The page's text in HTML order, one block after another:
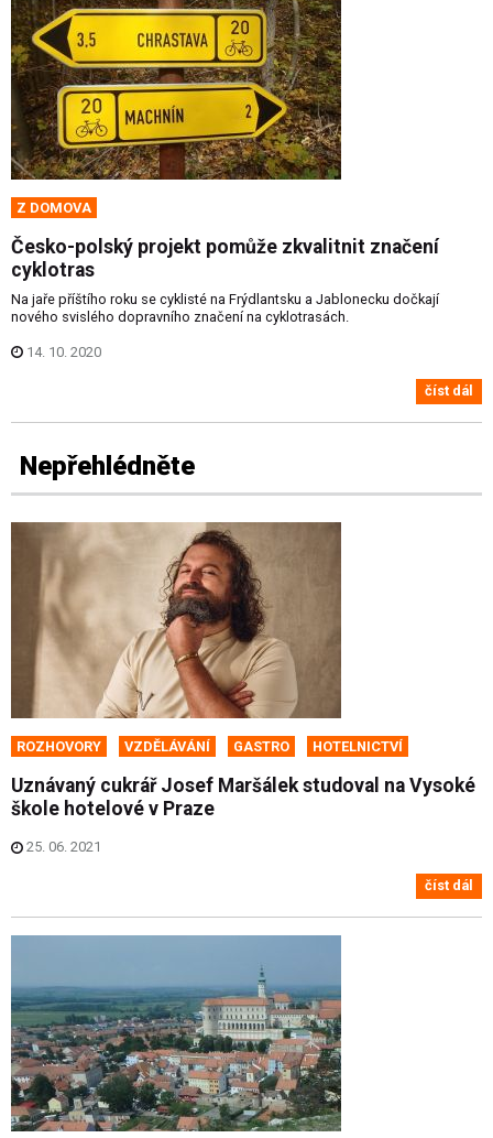
Z DOMOVA
Česko-polský projekt pomůže zkvalitnit značení
cyklotras
Na jaře příštího roku se cyklisté na Frýdlantsku a Jablonecku dočkají
nového svislého dopravního značení na cyklotrasách.
14. 10. 2020
číst dál
Nepřehlédněte
ROZHOVORY VZDĚLÁVÁNÍ GASTRO HOTELNICTVÍ
Uznávaný cukrář Josef Maršálek studoval na Vysoké
škole hotelové v Praze
25. 06. 2021
číst dál